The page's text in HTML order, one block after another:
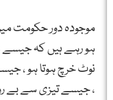
موجودہ دور حکومت
ہو رہے ہیں کہ جیسے
نوٹ خرچ ہوتا ہو ،
، جیسے تیزی سے بے